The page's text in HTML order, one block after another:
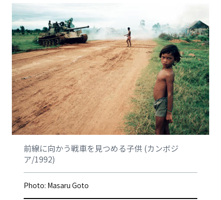
前線に向かう戦⾞を⾒つめる⼦供 (カンボジ
ア/1992)
Photo: Masaru Goto